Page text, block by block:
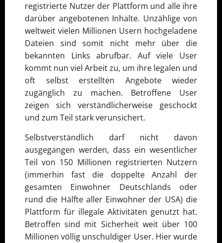
registrierte Nutzer der Plattform und alle ihre
darüber angebotenen Inhalte. Unzählige von
weltweit vielen Millionen Usern hochgeladene
Dateien sind somit nicht mehr über die
bekannten Links abrufbar. Auf viele User
kommt nun viel Arbeit zu, um ihre legalen und
oft selbst erstellten Angebote wieder
zugänglich zu machen. Betroffene User
zeigen sich verständlicherweise geschockt
und zum Teil stark verunsichert.
Selbstverständlich darf nicht davon
ausgegangen werden, dass ein wesentlicher
Teil von 150 Millionen registrierten Nutzern
(immerhin fast die doppelte Anzahl der
gesamten Einwohner Deutschlands oder
rund die Hälfte aller Einwohner der USA) die
Plattform für illegale Aktivitäten genutzt hat.
Betroffen sind mit Sicherheit weit über 100
Millionen völlig unschuldiger User. Hier wurde